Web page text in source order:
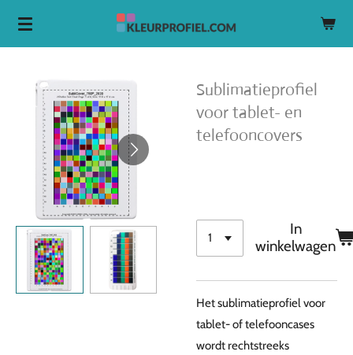
Ga
hoofdinhoud
Sublimatieprofiel
voor tablet- en
telefooncovers
In
winkelwagen
Het sublimatieprofiel voor
tablet- of telefooncases
wordt rechtstreeks